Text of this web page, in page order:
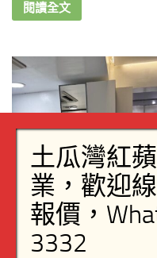
閱讀全文